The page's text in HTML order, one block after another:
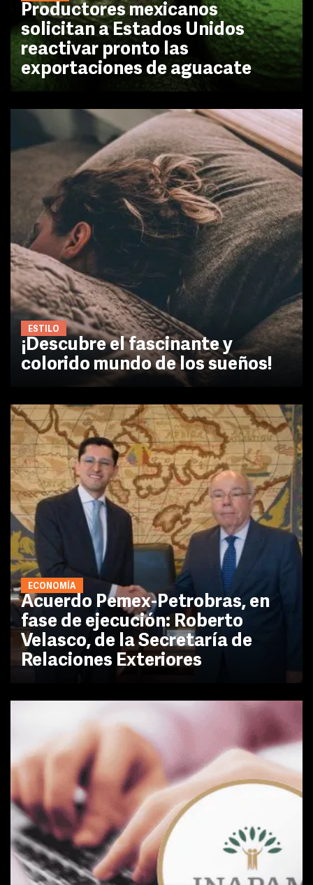
Productores mexicanos
solicitan a Estados Unidos
reactivar pronto las
exportaciones de aguacate
ESTILO
¡Descubre el fascinante y
colorido mundo de los sueños!
ECONOMÍA
Acuerdo Pemex-Petrobras, en
fase de ejecución: Roberto
Velasco, de la Secretaría de
Relaciones Exteriores